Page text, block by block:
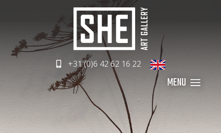
+31 (0)6 42 62 16 22